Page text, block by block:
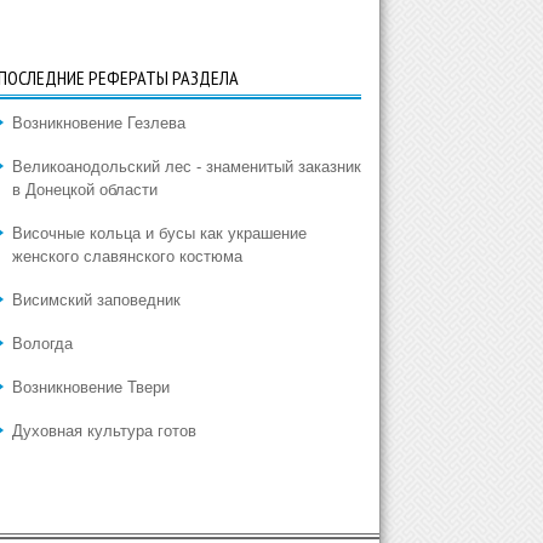
РЕФЕРАТЫ РАЗДЕЛА
Возникновение Гезлева
Великоанодольский лес - знаменитый заказник
в Донецкой области
Височные кольца и бусы как украшение
женского славянского костюма
Висимский заповедник
Вологда
Возникновение Твери
Духовная культура готов